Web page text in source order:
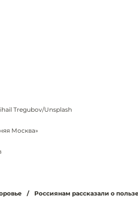
Tregubov/Unsplash
Москва»
/ Россиянам рассказали о